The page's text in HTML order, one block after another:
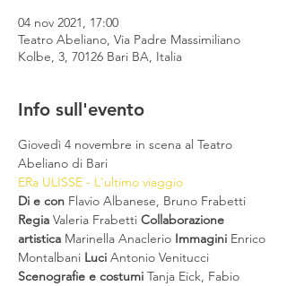
04 nov 2021, 17:00
Teatro Abeliano, Via Padre Massimiliano
Kolbe, 3, 70126 Bari BA, Italia
Info sull'evento
Giovedì 4 novembre in scena al Teatro
Abeliano di Bari
ERa ULISSE - L'ultimo viaggio
Di e con Flavio Albanese, Bruno Frabetti
Regia Valeria Frabetti Collaborazione
artistica Marinella Anaclerio Immagini Enrico
Montalbani Luci Antonio Venitucci
Scenografie e costumi Tanja Eick, Fabio